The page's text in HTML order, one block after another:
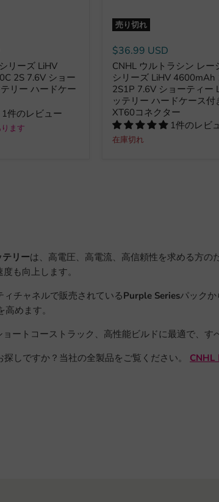
リーズ LiHV
2S 7.6V ショー
リー ハードケー
1件のレビュー
ります
売り切れ
$36.99 USD
CNHL ウルトラシン レー
シリーズ LiHV 4600mAh
2S1P 7.6V ショーティー
ッテリー ハードケース付
XT60コネクター
1件のレビ
在庫切れ
リーは、高電圧、高電流、高信頼性を求める方
も向上します。
チャネルで販売されているPurple Seriesパック
めます。
ートコーストラック、高性能ビルドに最適で、
しですか？当社の全製品をご覧ください。 CNHL